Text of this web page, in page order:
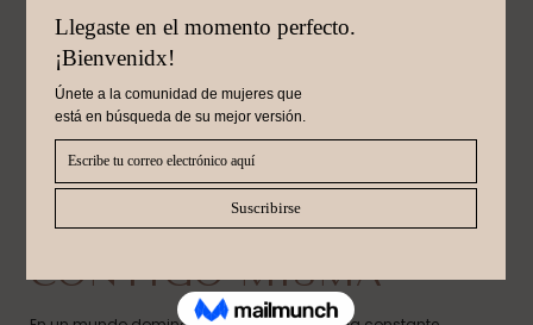
Julio 31, 2024
DESINTOXICACIÓN
DIGITAL: CÓMO
DESCONECTARTE Y
RECONECTAR
CONTIGO MISMA